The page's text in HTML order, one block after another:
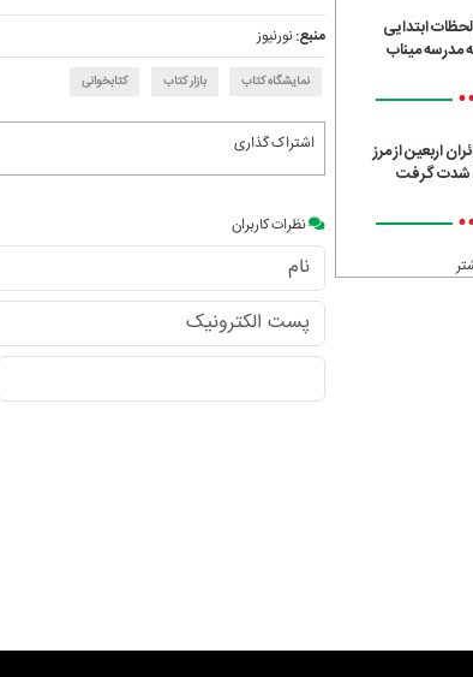
ابتدایی
مدرسه میناب
اربعین از مرز
شدت گرفت
منبع:نورنیوز
نمایشگاه کتاب بازار کتاب کتابخوانی
اشتراک گذاری
نظرات کاربران